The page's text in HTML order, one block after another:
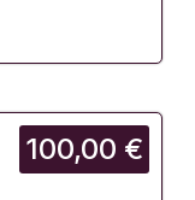
100,00 €